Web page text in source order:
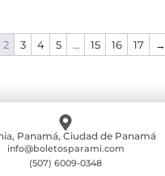
2 3 4 5 … 15 16 17 →
Panamá, Ciudad de Panamá
info@boletosparami.com
(507) 6009-0348